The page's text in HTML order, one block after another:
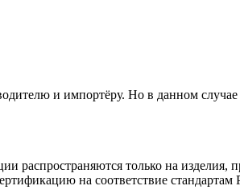
и импортёру. Но в данном
распространяются только на
на соответствие стандартам